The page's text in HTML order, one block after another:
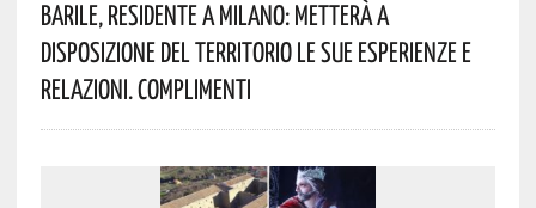
Barile, Residente A Milano: Metterà A
Disposizione Del Territorio Le Sue Esperienze E
Relazioni. Complimenti